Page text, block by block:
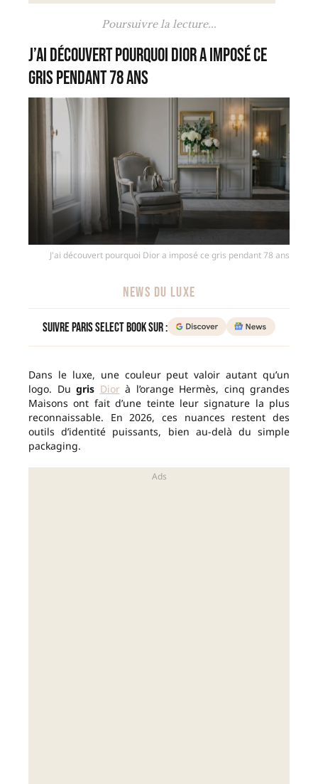
Poursuivre la lecture...
J’ai découvert pourquoi Dior a imposé ce
gris pendant 78 ans
J'ai découvert pourquoi Dior a imposé ce gris pendant 78 ans
NEWS DU LUXE
Suivre Paris Select Book sur :
Dans le luxe, une couleur peut valoir autant qu’un
logo. Du gris Diorà l’orange Hermès, cinq grandes
Maisons ont fait d’une teinte leur signature la plus
reconnaissable. En 2026, ces nuances restent des
outils d’identité puissants, bien au-delà du simple
packaging.